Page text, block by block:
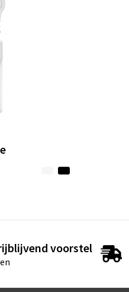
voorstel